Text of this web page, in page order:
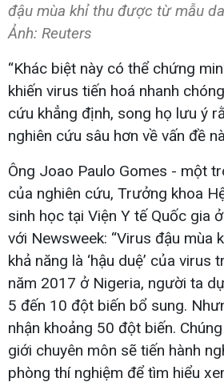
đậu mùa khỉ thu được từ mẫu
Ảnh: Reuters
“Khác biệt này có thể chứng
khiến virus tiến hoá nhanh
cứu khẳng định, song họ lưu ý
nghiên cứu sâu hơn về vấn đề
Ông Joao Paulo Gomes - một
của nghiên cứu, Trưởng khoa
sinh học tại Viện Y tế Quốc gia
với Newsweek: “Virus đậu mùa
khả năng là ‘hậu duệ’ của
năm 2017 ở Nigeria, người ta
5 đến 10 đột biến bổ sung.
nhận khoảng 50 đột biến.
giới chuyên môn sẽ tiến hành
phòng thí nghiệm để tìm hiểu